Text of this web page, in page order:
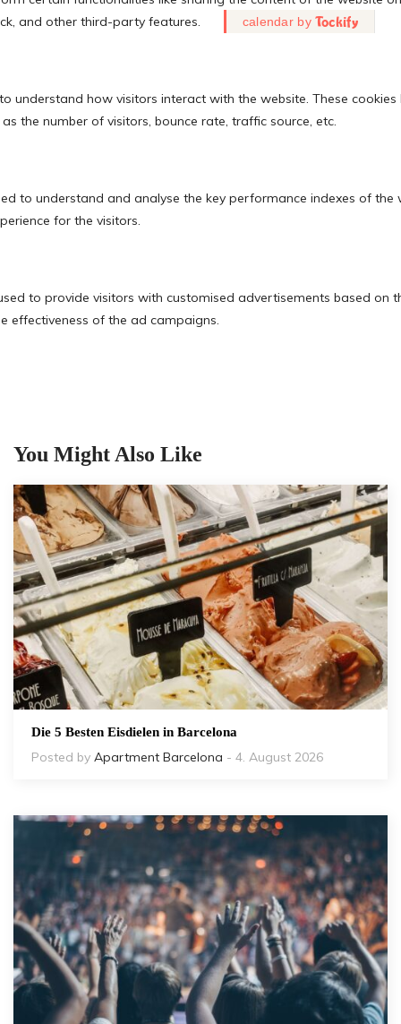
You Might Also Like
Die 5 Besten Eisdielen in Barcelona
Posted by Apartment Barcelona - 4. August 2026